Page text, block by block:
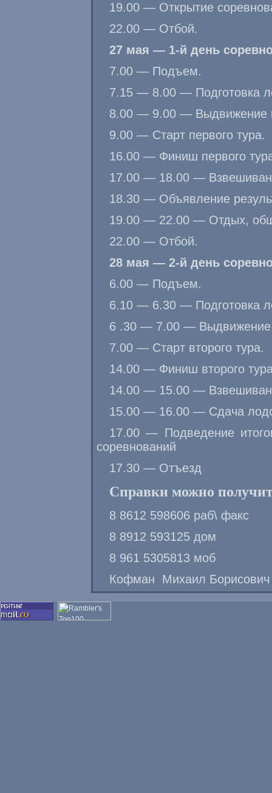
19.00 — Открытие
22.00 — Отбой.
27 мая — 1-й день
7.00 — Подъем.
7.15 — 8.00 — Подготовка
8.00 — 9.00 — Выдвижение
9.00 — Старт первого тура.
16.00 — Финиш первого
17.00 — 18.00 —
18.30 — Объявление
19.00 — 22.00 — Отдых,
22.00 — Отбой.
28 мая — 2-й день
6.00 — Подъем.
6.10 — 6.30 — Подготовка
6 .30 — 7.00 — Выдвижение
7.00 — Старт второго тура.
14.00 — Финиш второго
14.00 — 15.00 —
15.00 — 16.00 — Сдача
17.00 — Подведение
соревнований
17.30 — Отъезд
Справки можно
8 8612 598606 раб\ факс
8 8912 593125 дом
8 961 5305813 моб
Кофман Михаил Борисович